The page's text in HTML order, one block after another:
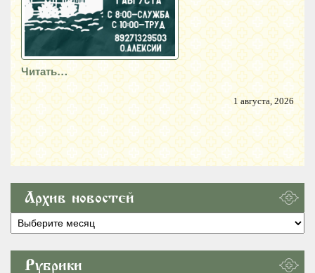
Читать…
1 августа, 2026
Архив новостей
Архив
новостей
Рубрики